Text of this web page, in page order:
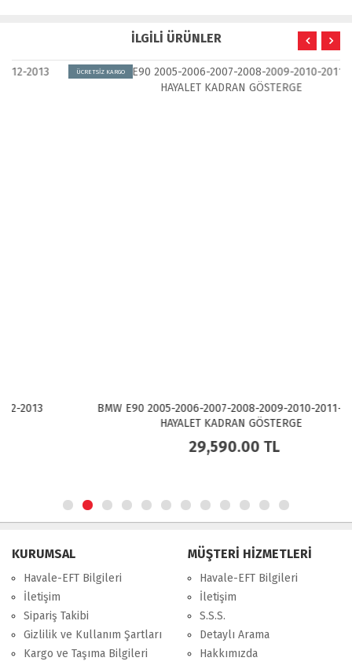
İLGİLİ ÜRÜNLER
ÜCRETSİZ KARGO
BMW E90 2005-2006-2007-2008-2009-2010-2011-2012
HAYALET KADRAN GÖSTERGE
29,590.00TL
KURUMSAL
Havale-EFT Bilgileri
İletişim
Sipariş Takibi
Gizlilik ve Kullanım Şartları
Kargo ve Taşıma Bilgileri
MÜŞTERİ HİZMETLERİ
Havale-EFT Bilgileri
İletişim
S.S.S.
Detaylı Arama
Hakkımızda